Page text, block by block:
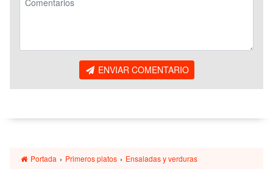
ENVIAR COMENTARIO
Portada › Primeros platos › Ensaladas y verduras